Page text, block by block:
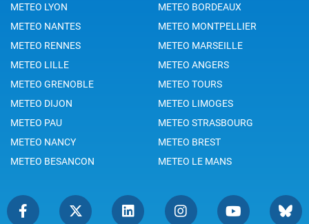
METEO LYON
METEO BORDEAUX
METEO NANTES
METEO MONTPELLIER
METEO RENNES
METEO MARSEILLE
METEO LILLE
METEO ANGERS
METEO GRENOBLE
METEO TOURS
METEO DIJON
METEO LIMOGES
METEO PAU
METEO STRASBOURG
METEO NANCY
METEO BREST
METEO BESANCON
METEO LE MANS